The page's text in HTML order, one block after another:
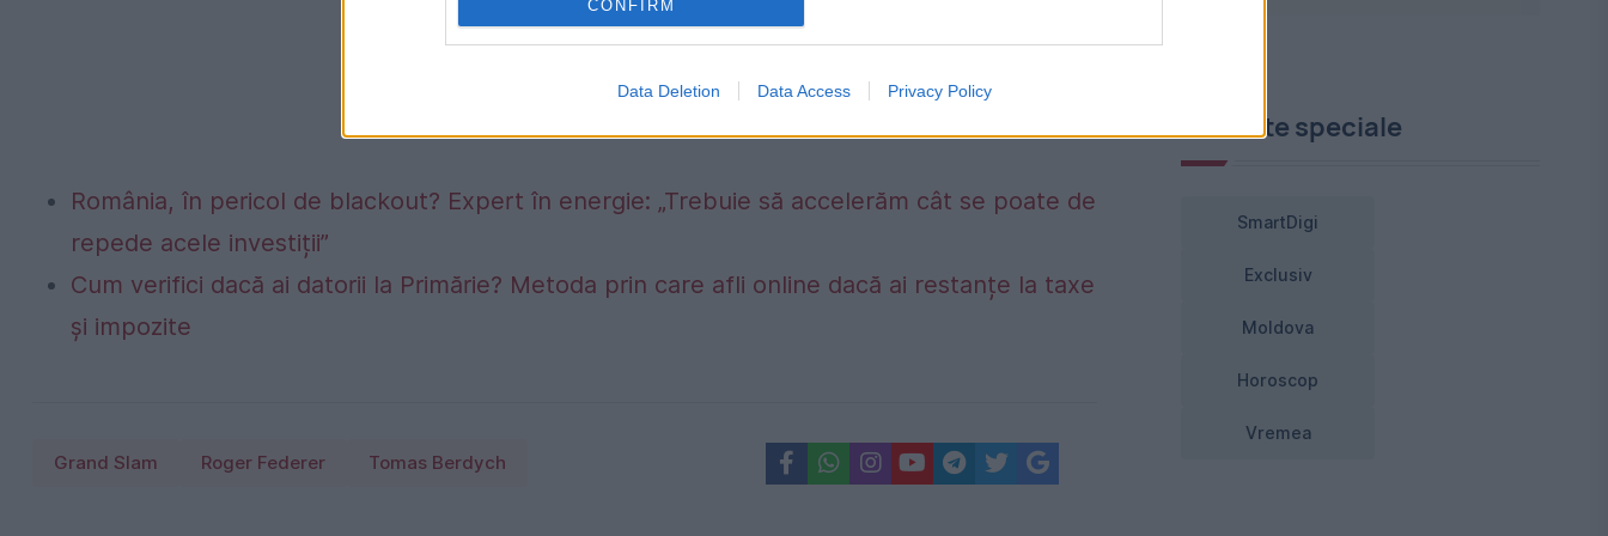
CONFIRM
Data Deletion Data Access Privacy Policy
România, în pericol de blackout? Expert în energie: „Trebuie să accelerăm cât se poate de
repede acele investiții”
Cum verifici dacă ai datorii la Primărie? Metoda prin care afli online dacă ai restanțe la taxe
și impozite
Grand Slam Roger Federer Tomas Berdych
Proiecte speciale
SmartDigi
Exclusiv
Moldova
Horoscop
Vremea